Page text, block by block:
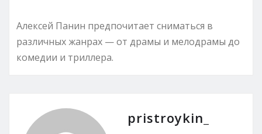
Алексей Панин предпочитает сниматься в
различных жанрах — от драмы и мелодрамы до
комедии и триллера.
pristroykin_